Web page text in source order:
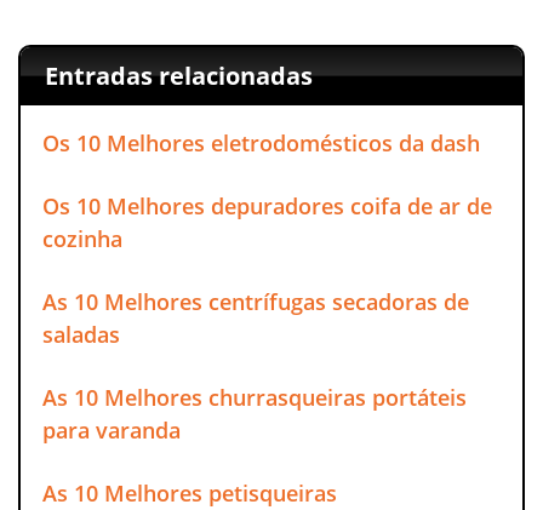
Entradas relacionadas
Os 10 Melhores eletrodomésticos da dash
Os 10 Melhores depuradores coifa de ar de
cozinha
As 10 Melhores centrífugas secadoras de
saladas
As 10 Melhores churrasqueiras portáteis
para varanda
As 10 Melhores petisqueiras